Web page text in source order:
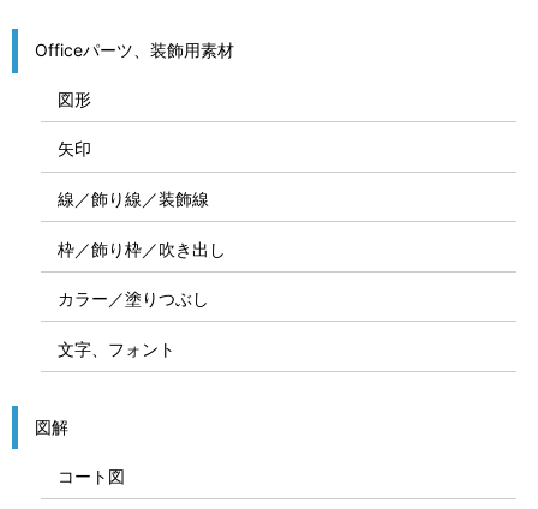
Officeパーツ、装飾用素材
図形
矢印
線／飾り線／装飾線
枠／飾り枠／吹き出し
カラー／塗りつぶし
文字、フォント
図解
コート図